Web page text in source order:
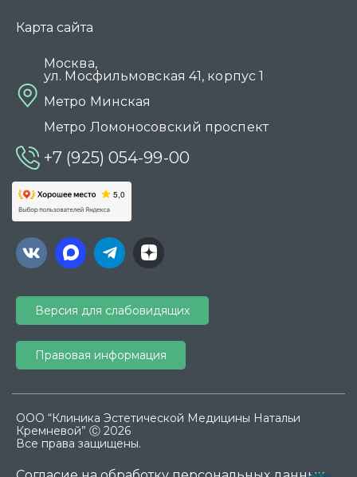
Карта сайта
Москва,
ул. Мосфильмовская 41, корпус 1
Метро Минская
Метро Ломоносовский проспект
+7 (925) 054-99-00
Версия для слабовидящих
Правовая информация
ООО “Клиника Эстетической Медицины Натальи
Кремневой” Ⓒ 2026
Все права защищены.